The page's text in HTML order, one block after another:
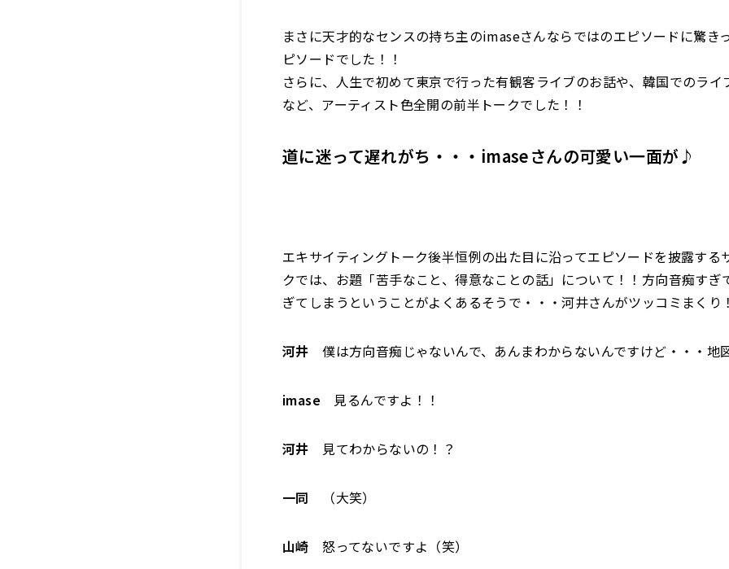
まさに天才的なセンスの持ち主のimaseさんならではのエピソードに驚き
ピソードでした！！
さらに、人生で初めて東京で行った有観客ライブのお話や、韓国でのライ
など、アーティスト色全開の前半トークでした！！
道に迷って遅れがち・・・imaseさんの可愛い一面が♪
エキサイティングトーク後半恒例の出た目に沿ってエピソードを披露する
クでは、お題「苦手なこと、得意なことの話」について！！方向音痴すぎ
ぎてしまうということがよくあるそうで・・・河井さんがツッコミまくり！
河井僕は方向音痴じゃないんで、あんまわからないんですけど・・・地
imase 見るんですよ！！
河井 見てわからないの！？
一同 （大笑）
山崎 怒ってないですよ（笑）